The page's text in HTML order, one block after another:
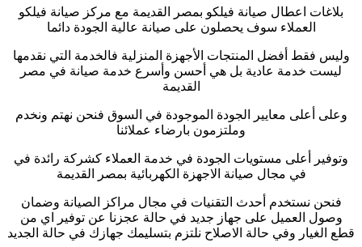
بلاغات اعطال صيانة فيلكو بمصر القديمة مع مركز صيانة فيلكو
العملاء سوف يحصلون على صيانة عالية الجودة دائما
وليس فقط أفضل المنتجات الأجهزة المنزلية فالخدمة التي نقدمها
ليست خدمة عادية بل هي أحسن وأسرع خدمة صيانة في مصر
القديمة
وعلى أعلى معايير الجودة الموجودة في السوق فنحن نهتم ونخدم
وملتزمون بارضاء عملائنا
وتوفير أعلى مستويات الجودة في خدمة العملاء كشركة رائدة في
في مجال صيانة الاجهزة الكهربائية بمصر القديمة
فنحن نستخدم أحدث التقنيات في مجال مراكز الصيانة وضمان
وصول العميل على جهاز جديد في حالة عجزنا عن توفير اي من
قطع الغيار وفي حالة الاصلاح نلتزم بتسليمك جهازك في حالة الجديد